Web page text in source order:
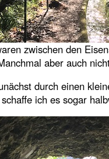
zwischen den
aber auch
durch einen
ich es sogar